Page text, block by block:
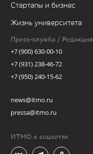
Стартапы и бизнес
Жизнь университета
Пресс-служба / Редакция
+7 (900) 630-00-10
+7 (931) 238-46-72
+7 (950) 240-15-62
news@itmo.ru
pressa@itmo.ru
ИТМО в соцсетях